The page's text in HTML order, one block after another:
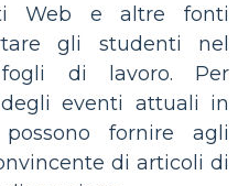
Web e altre fonti
gli studenti nel
di lavoro. Per
eventi attuali in
fornire agli
di articoli di